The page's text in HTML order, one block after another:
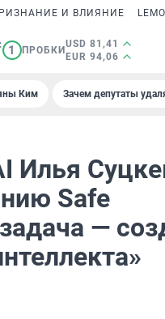
И ВЛИЯНИЕ
1 ПРОБКИ
USD 81,41
EUR 94,06
Ким Зачем депутаты
Илья
Safe
—